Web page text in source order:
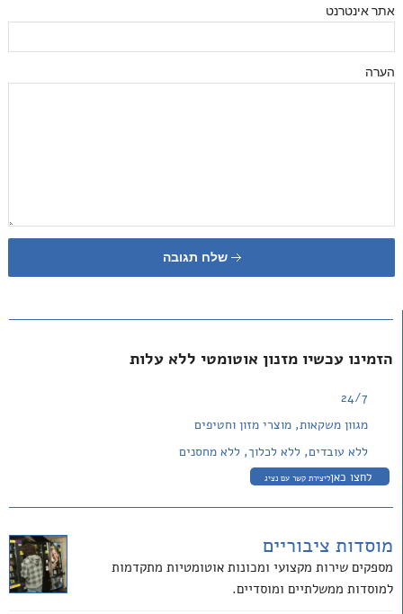
אתר אינטרנט
הערה
שלח תגובה
הזמינו עכשיו מזנון אוטומטי ללא עלות
24/7
מגוון משקאות, מוצרי מזון וחטיפים
ללא עובדים, ללא לכלוך, ללא מחסנים
לחצו כאןליצירת קשר עם נציג
מוסדות ציבוריים
מספקים שירות מקצועי ומכונות אוטומטיות מתקדמות
למוסדות ממשלתיים ומוסדיים.